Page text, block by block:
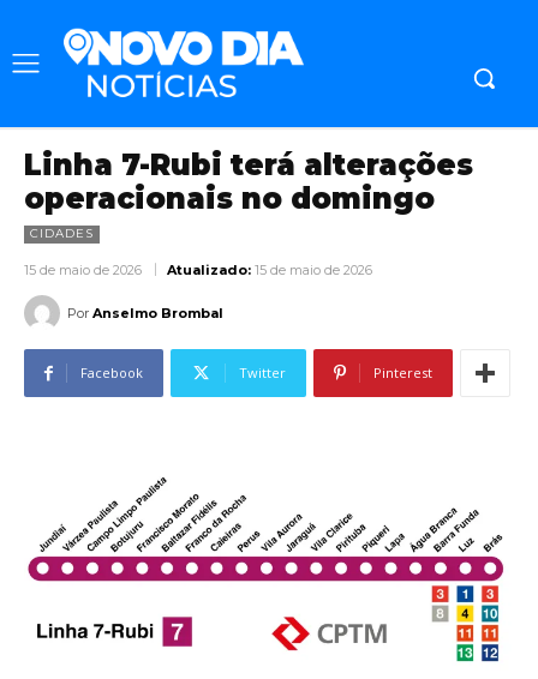
Linha 7-Rubi terá alterações
operacionais no domingo
CIDADES
15 de maio de 2026 Atualizado: 15 de maio de 2026
Por Anselmo Brombal
Facebook Twitter Pinterest